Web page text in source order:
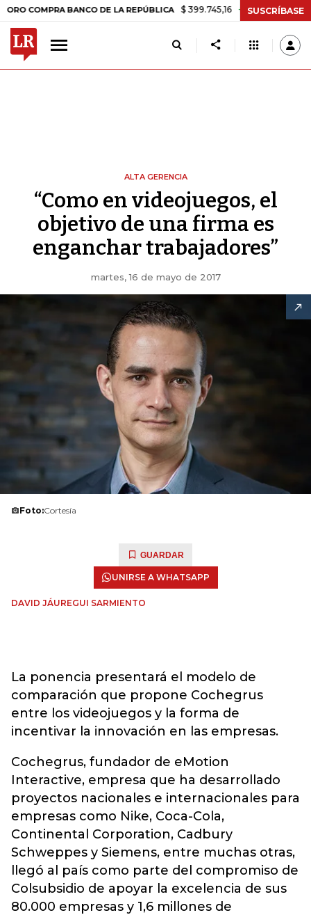
BANCO DE LA REPÚBLICA $ 399.745,16 +$ 2.295,71 +0,58%
SUSCRÍBASE
ALTA GERENCIA
“Como en videojuegos, el
objetivo de una firma es
enganchar trabajadores”
martes, 16 de mayo de 2017
Foto:Cortesía
GUARDAR
UNIRSE A WHATSAPP
DAVID JÁUREGUI SARMIENTO
La ponencia presentará el modelo de
comparación que propone Cochegrus
entre los videojuegos y la forma de
incentivar la innovación en las empresas.
Cochegrus, fundador de eMotion
Interactive, empresa que ha desarrollado
proyectos nacionales e internacionales para
empresas como Nike, Coca-Cola,
Continental Corporation, Cadbury
Schweppes y Siemens, entre muchas otras,
llegó al país como parte del compromiso de
Colsubsidio de apoyar la excelencia de sus
80.000 empresas y 1,6 millones de